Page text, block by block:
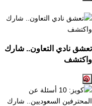
تعشق نادي التعاون.. شارك
واكتشف